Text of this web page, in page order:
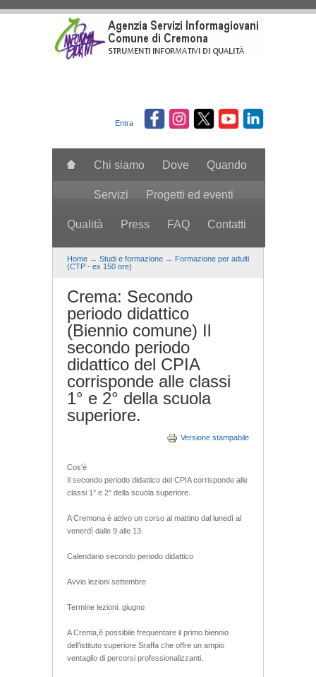
Entra
Chi siamo Dove Quando
Servizi Progetti ed eventi
Qualità Press FAQ Contatti
Home → Studi e formazione → Formazione per adulti
(CTP - ex 150 ore)
Crema: Secondo
periodo didattico
(Biennio comune) Il
secondo periodo
didattico del CPIA
corrisponde alle classi
1° e 2° della scuola
superiore.
Versione stampabile
Cos'è
Il secondo periodo didattico del CPIA corrisponde alle
classi 1° e 2° della scuola superiore.
A Cremona è attivo un corso al mattino dal lunedì al
venerdì dalle 9 alle 13.
Calendario secondo periodo didattico
Avvio lezioni settembre
Termine lezioni: giugno
A Crema,è possibile frequentare il primo biennio
dell’istituto superiore Sraffa che offre un ampio
ventaglio di percorsi professionalizzanti.